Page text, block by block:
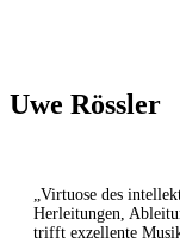
Uwe Rössler
„Virtuose des
Herleitungen,
trifft exzellente